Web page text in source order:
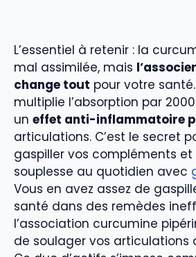
L’essentiel à retenir : la
mal assimilée, mais
change tout pour votre
multiplie l’absorption par
un effet anti-inflammatoire
articulations. C’est le secret
gaspiller vos compléments
souplesse au quotidien avec
Vous en avez assez de
santé dans des remèdes
l’association curcumine
de soulager vos articulations